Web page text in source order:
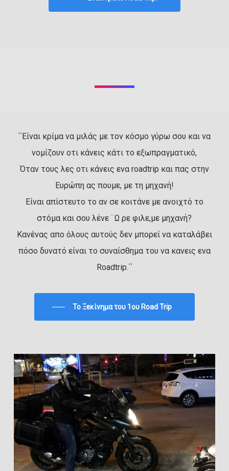
΄΄Είναι κρίμα να μιλάς με τον κόσμο γύρω σου και να
νομίζουν οτι κάνεις κάτι το εξωπραγματικό,
Όταν τους λες οτι κάνεις ενα roadtrip και πας στην
Ευρώπη ας πουμε, με τη μηχανή!
Είναι απίστευτο το αν σε κοιτάνε με ανοιχτό το
στόμα και σου λένε ¨Ω ρε φιλε,με μηχανή?
Κανένας απο όλους αυτούς δεν μπορεί να καταλάβει
πόσο δυνατό είναι το συναίσθημα του να κανεις ενα
Roadtrip.΄΄
To Ξεκίνημα του 1ου Road Trip